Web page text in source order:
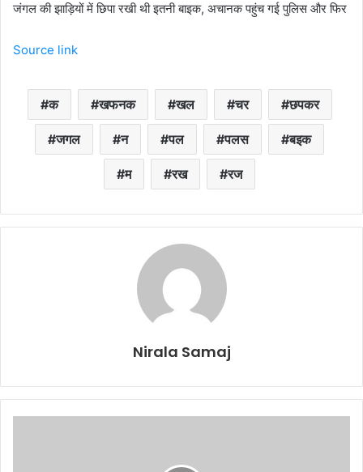
जंगल की झाड़ियों में छिपा रखी थी इतनी बाइक, अचानक पहुंच गई पुलिस और फिर
Source link
क खफनक खल चर छपकर
जगल न पल पलस बइक
म रख रज
Nirala Samaj